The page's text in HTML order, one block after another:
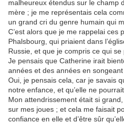
malheureux étendus sur le champ
mère ; je me représentais cela
un grand cri du genre humain qui
C’est alors que je me rappelai ces
Phalsbourg, qui priaient dans
Russie, et que je compris ce qui se
Je pensais que Catherine irait
années et des années en songeant
Oui, je pensais cela, car je savais
notre enfance, et qu’elle ne
Mon attendrissement était si grand,
sur mes joues ; et cela me faisait
confiance en elle et d’être sûr